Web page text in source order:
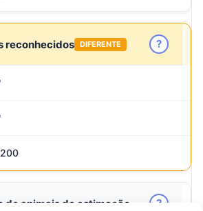
reconhecidos DIFERENTE ?
200
de animais de estimação ?